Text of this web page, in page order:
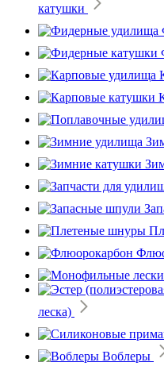
катушки
леска)
Воблеры